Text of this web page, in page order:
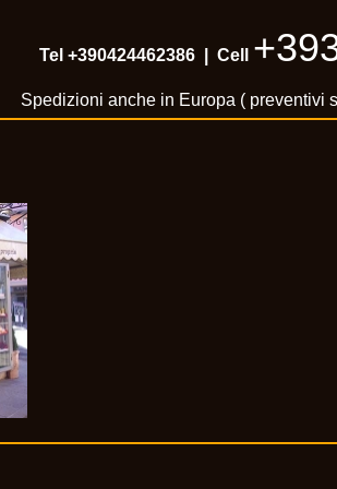
Tel +390424462386| Cell
Spedizioni anche in Europa ( preventivi